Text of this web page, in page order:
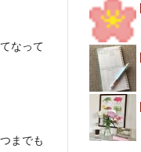
なって
までも